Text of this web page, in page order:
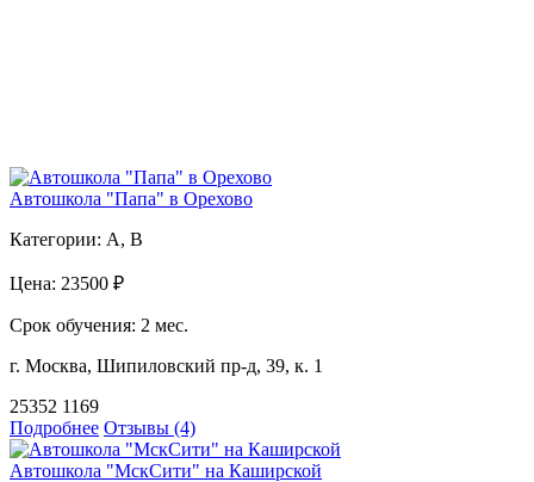
Автошкола "Папа" в Орехово
Категории: A, B
Цена: 23500 ₽
Срок обучения: 2 мес.
г. Москва, Шипиловский пр-д, 39, к. 1
25352 1169
Подробнее Отзывы (4)
Автошкола "МскСити" на Каширской